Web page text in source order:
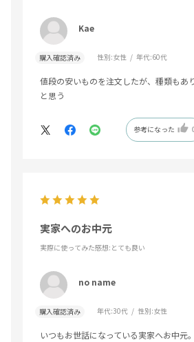
Kae
購入確認済み 性別:女性 年代:60代
値段の安いものを注文したが、種類もあ
と思う
参考になった
実家へのお中元
実際に使ってみた感想:とても良い
no name
購入確認済み 年代:30代 性別:女性
いつもお世話になっている実家へお中元